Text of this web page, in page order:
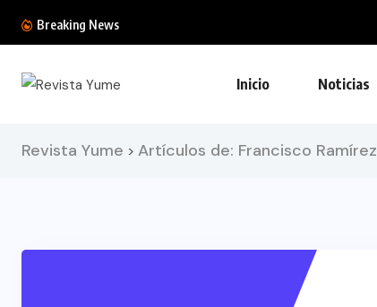
Breaking News
Inicio Noticias
Revista Yume > Artículos de: Francisco Ramírez